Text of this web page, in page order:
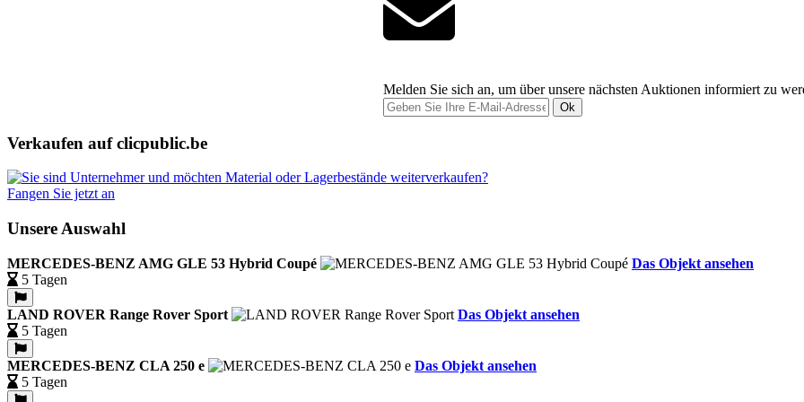
Melden Sie sich an, um über unsere nächsten Auktionen informiert zu
Ok
Verkaufen auf clicpublic.be
Fangen Sie jetzt an
Unsere Auswahl
MERCEDES-BENZ AMG GLE 53 Hybrid Coupé
Das Objekt ansehen
5 Tagen
LAND ROVER Range Rover Sport
Das Objekt ansehen
5 Tagen
MERCEDES-BENZ CLA 250 e
Das Objekt ansehen
5 Tagen